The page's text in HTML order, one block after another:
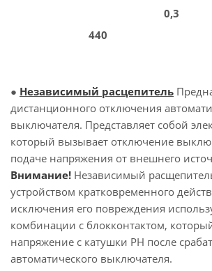
0,3
440
● Независимый расцепитель
дистанционного отключения
выключателя. Представляет собой
который вызывает отключение
подаче напряжения от внешнего
Внимание! Независимый
устройством кратковременного
исключения его повреждения
комбинации с блокконтактом,
напряжение с катушки РН после
автоматического выключателя.